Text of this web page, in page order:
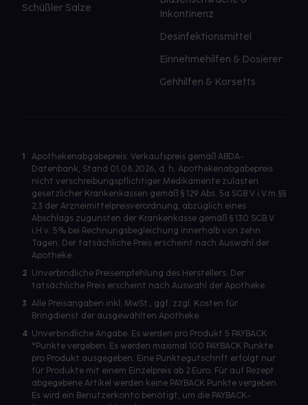
Schüßler Salze
Inkontinenz
Desinfektionsmittel
Einnehmehilfen & Dosierer
Gehhilfen & Korsetts
1
Apothekenabgabepreis: Verkaufspreis gemäß ABDA-
Datenbank, Stand 01.08.2026, d. h. Apothekenabgabepreis
nicht verschreibungspflichtiger Medikamente zulasten
gesetzlicher Krankenkassen gemäß § 129 Abs. 5a SGB V i.V.m §§
2,3 der Arzneimittelpreisverordnung, abzüglich eines
Abschlags zugunsten der Krankenkasse gemäß § 130 SGB V
i.H.v. 5% bei Rechnungsbegleichung innerhalb von zehn
Tagen. Der tatsächliche Preis erscheint nach Auswahl der
Apotheke.
2 Unverbindliche Preisempfehlung des Herstellers. Der
tatsächliche Preis erscheint nach Auswahl der Apotheke.
3 Alle Preisangaben inkl. MwSt., ggf. zzgl. Kosten für
Bringdienst der ausgewählten Apotheke.
4 Unverbindliche Angabe. Es werden pro Produkt 5 PAYBACK
°Punkte vergeben. Es werden maximal 100 PAYBACK Punkte
pro Produkt ausgegeben. Eine Punktegutschrift erfolgt nur
für Produkte mit einem Einzelpreis ab 2 Euro. Für auf Rezept
abgegebene Artikel werden keine PAYBACK Punkte vergeben.
Es wird ein Benutzerkonto benötigt, um die PAYBACK-